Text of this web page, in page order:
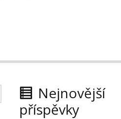
Nejnovější
příspěvky